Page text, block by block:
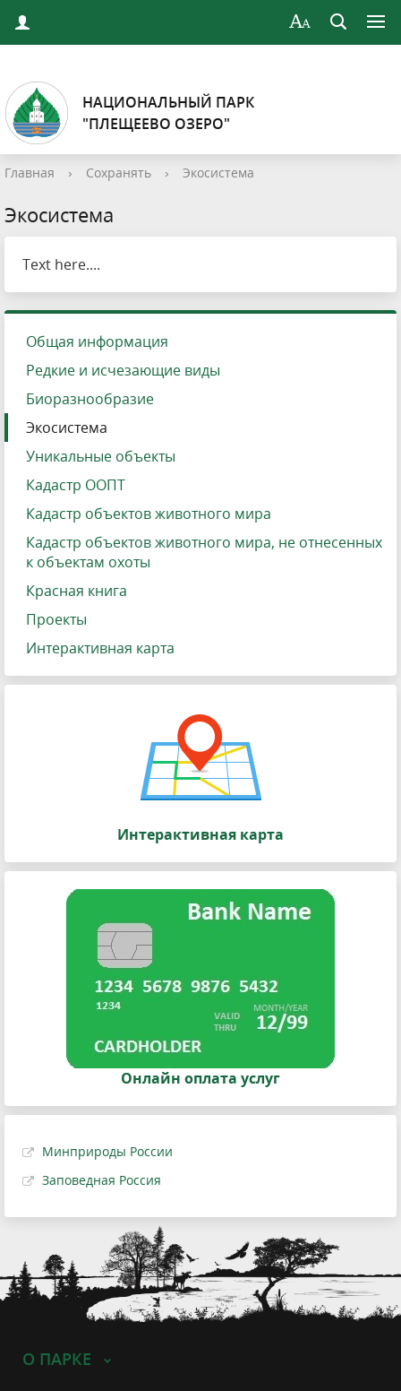
НАЦИОНАЛЬНЫЙ ПАРК
"ПЛЕЩЕЕВО ОЗЕРО"
Главная › Сохранять › Экосистема
Экосистема
Text here....
Общая информация
Редкие и исчезающие виды
Биоразнообразие
Экосистема
Уникальные объекты
Кадастр ООПТ
Кадастр объектов животного мира
Кадастр объектов животного мира, не отнесенных
к объектам охоты
Красная книга
Проекты
Интерактивная карта
Интерактивная карта
Онлайн оплата услуг
Минприроды России
Заповедная Россия
О ПАРКЕ